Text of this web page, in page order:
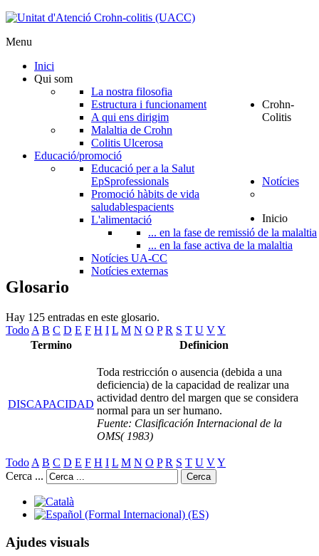
Menu
Inici
Qui som
La nostra filosofia
Estructura i funcionament
A qui ens dirigim
Crohn-
Colitis
Malaltia de Crohn
Colitis Ulcerosa
Educació/promoció
Educació per a la Salut
EpSprofessionals
Promoció hàbits de vida
saludablespacients
L'alimentació
... en la fase de remissió de la malaltia
... en la fase activa de la malaltia
Notícies
Notícies UA-CC
Notícies externas
Inicio
Glosario
Hay 125 entradas en este glosario.
Todo A B C D E F H I L M N O P R S T U VY
Termino
Definicion
DISCAPACIDAD
Toda restricción o ausencia (debida a una
deficiencia) de la capacidad de realizar una
actividad dentro del margen que se considera
normal para un ser humano.
Fuente: Clasificación Internacional de la
OMS( 1983)
Todo A B C D E F H I L M N O P R S T U VY
Cerca ...
Cerca
Ajudes visuals